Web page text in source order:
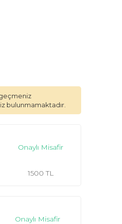
bulunmamaktadır.
Onaylı Misafir
1500 TL
Onaylı Misafir